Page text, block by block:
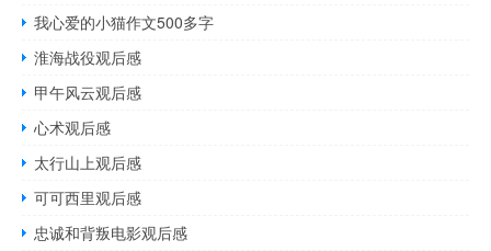
我心爱的小猫作文500多字
淮海战役观后感
甲午风云观后感
心术观后感
太行山上观后感
可可西里观后感
忠诚和背叛电影观后感